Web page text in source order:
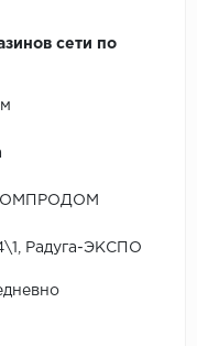
сети по
ДОМПРОДОМ
Радуга-ЭКСПО